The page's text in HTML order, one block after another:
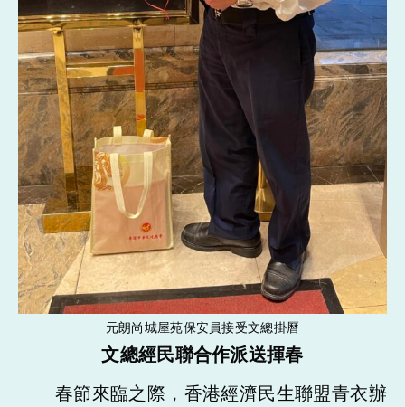
元朗尚城屋苑保安員接受文總掛曆
文總經民聯合作派送揮春
春節來臨之際，香港經濟民生聯盟青衣辦